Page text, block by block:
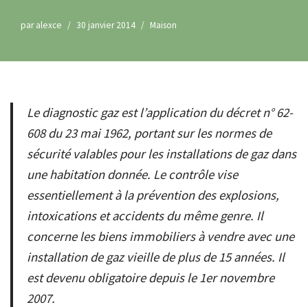
paralexce 30 janvier 2014 Maison
Le diagnostic gaz est l’application du décret n° 62-
608 du 23 mai 1962, portant sur les normes de
sécurité valables pour les installations de gaz dans
une habitation donnée. Le contrôle vise
essentiellement à la prévention des explosions,
intoxications et accidents du même genre. Il
concerne les biens immobiliers à vendre avec une
installation de gaz vieille de plus de 15 années. Il
est devenu obligatoire depuis le 1er novembre
2007.